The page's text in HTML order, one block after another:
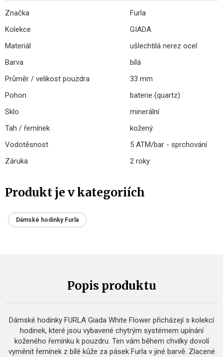
Značka
Furla
Kolekce
GIADA
Materiál
ušlechtilá nerez ocel
Barva
bílá
Průměr / velikost pouzdra
33 mm
Pohon
baterie (quartz)
Sklo
minerální
Tah / řemínek
kožený
Vodotěsnost
5 ATM/bar - sprchování
Záruka
2 roky
Produkt je v kategoriích
Dámské hodinky Furla
Popis produktu
Dámské hodinky FURLA Giada White Flower přicházejí s kolekcí
hodinek, které jsou vybavené chytrým systémem upínání
koženého řemínku k pouzdru. Ten vám během chvilky dovolí
vyměnit řemínek z bílé kůže za pásek Furla v jiné barvě. Zlacené